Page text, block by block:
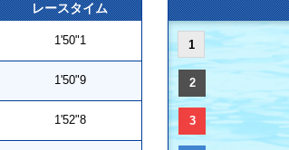
レースタイム
1'50"1
1'50"9
1'52"8
1
2
3